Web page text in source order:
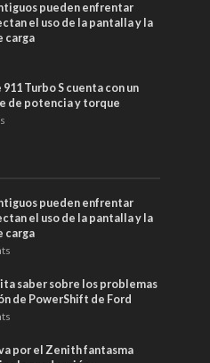
pueden enfrentar
el uso de la pantalla y la
carga
911 Turbo S cuenta con un
de potencia y torque
pueden enfrentar
el uso de la pantalla y la
carga
saber sobre los problemas
de PowerShift de Ford
por el Zenith fantasma